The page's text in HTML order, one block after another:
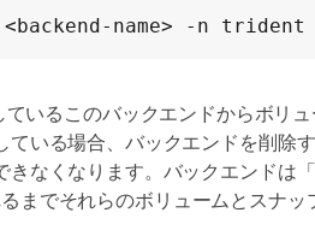
name> -n trident
いるこのバックエンドからボリ
ている場合、バックエンドを削除
きなくなります。バックエンドは
までそれらのボリュームとスナッ